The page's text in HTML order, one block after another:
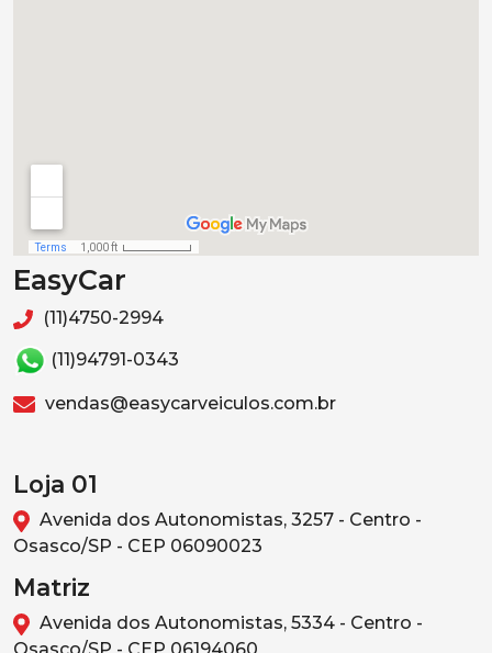
EasyCar
(11)4750-2994
(11)94791-0343
vendas@easycarveiculos.com.br
Loja 01
Avenida dos Autonomistas, 3257 - Centro -
Osasco/SP - CEP 06090023
Matriz
Avenida dos Autonomistas, 5334 - Centro -